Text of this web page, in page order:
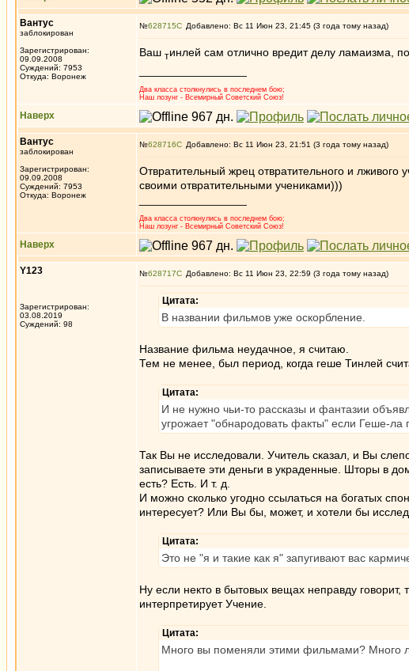
Вантус
заблокирован
Зарегистрирован:
09.09.2008
Суждений: 7953
Откуда: Воронеж
№628715 Добавлено: Вс 11 Июн 23, 21:45 (3 года тому назад)
Ваш тинлей сам отлично вредит делу ламаизма,
Два класса столкнулись в последнем бою;
Наш лозунг - Всемирный Советский Союз!
Наверх
Вантус
заблокирован
Зарегистрирован:
09.09.2008
Суждений: 7953
Откуда: Воронеж
№628716 Добавлено: Вс 11 Июн 23, 21:51 (3 года тому назад)
Отвратительный жрец отвратительного и
своими отвратительными учениками)))
Два класса столкнулись в последнем бою;
Наш лозунг - Всемирный Советский Союз!
Наверх
Y123
Зарегистрирован:
03.08.2019
Суждений: 98
№628717 Добавлено: Вс 11 Июн 23, 22:59 (3 года тому назад)
Цитата:
В названии фильмов уже оскорбление.
Название фильма неудачное, я считаю.
Тем не менее, был период, когда геше Тинлей
Цитата:
И не нужно чьи-то рассказы и фантазии
угрожает "обнародовать факты" если Геше-ла
Так Вы не исследовали. Учитель сказал, и Вы
записываете эти деньги в украденные. Шторы в
есть? Есть. И т. д.
И можно сколько угодно ссылаться на богатых
интересует? Или Вы бы, может, и хотели бы
Цитата:
Это не "я и такие как я" запугивают вас
Ну если некто в бытовых вещах неправду
интерпретирует Учение.
Цитата:
Много вы поменяли этими фильмами? Много